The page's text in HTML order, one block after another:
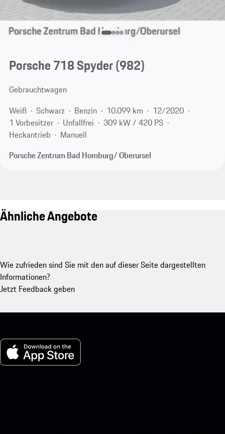
Porsche 718 Spyder(982)
Gebrauchtwagen
Weiß
Schwarz Benzin 10.099 km
12/2020
1 Vorbesitzer
Unfallfrei
309 kW / 420 PS
Heckantrieb
Manuell
Porsche Zentrum Bad Homburg/ Oberursel
Ähnliche Angebote
Wie zufrieden sind Sie mit den auf dieser Seite dargestellten
Informationen?
Jetzt Feedback geben